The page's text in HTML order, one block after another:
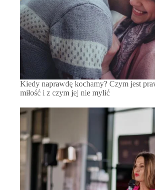
Kiedy naprawdę kochamy? Czym jest
miłość i z czym jej nie mylić